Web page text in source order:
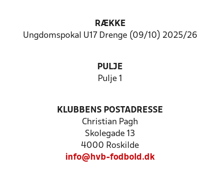
RÆKKE
Ungdomspokal U17 Drenge (09/10) 2025/26
PULJE
Pulje 1
KLUBBENS POSTADRESSE
Christian Pagh
Skolegade 13
4000 Roskilde
info@hvb-fodbold.dk